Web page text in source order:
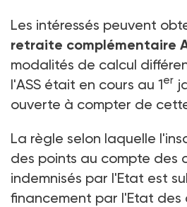
Les intéressés peuvent
retraite complémentaire
modalités de calcul
l'ASS était en cours au 1er
ouverte à compter de
La règle selon laquelle
des points au compte des
indemnisés par l'Etat est
financement par l'Etat des